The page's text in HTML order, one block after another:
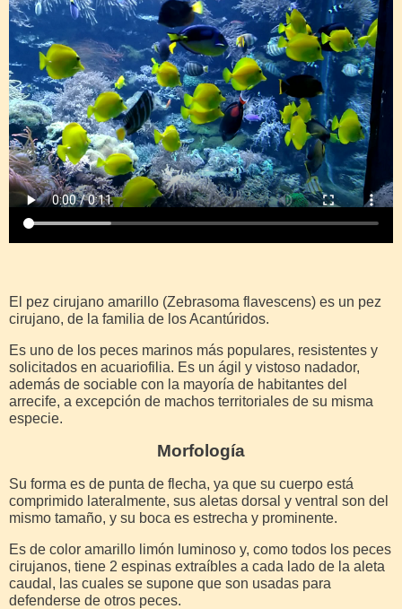
El pez cirujano amarillo (Zebrasoma flavescens) es un pez
cirujano, de la familia de los Acantúridos.
Es uno de los peces marinos más populares, resistentes y
solicitados en acuariofilia. Es un ágil y vistoso nadador,
además de sociable con la mayoría de habitantes del
arrecife, a excepción de machos territoriales de su misma
especie.
Morfología
Su forma es de punta de flecha, ya que su cuerpo está
comprimido lateralmente, sus aletas dorsal y ventral son del
mismo tamaño, y su boca es estrecha y prominente.
Es de color amarillo limón luminoso y, como todos los peces
cirujanos, tiene 2 espinas extraíbles a cada lado de la aleta
caudal, las cuales se supone que son usadas para
defenderse de otros peces.